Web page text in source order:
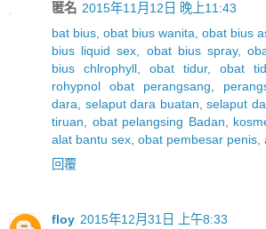
匿名 2015年11月12日 晚上11:43
bat bius, obat bius wanita, obat bius
bius liquid sex, obat bius spray,
bius chlrophyll, obat tidur, obat
rohypnol obat perangsang,
dara, selaput dara buatan, selaput
tiruan, obat pelangsing Badan,
alat bantu sex, obat pembesar penis,
回覆
floy 2015年12月31日 上午8:33